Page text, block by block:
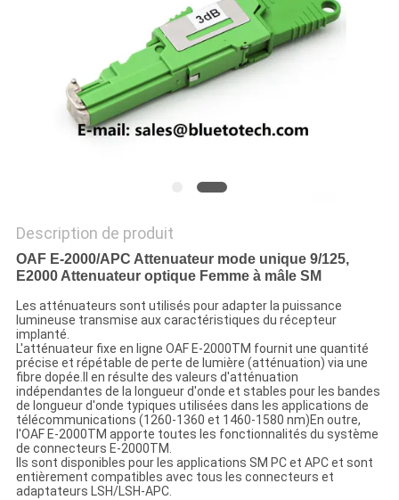
PRIVACY
POLICY
Description de produit
OAF E-2000/APC Attenuateur mode unique 9/125,
E2000 Attenuateur optique Femme à mâle SM
Les atténuateurs sont utilisés pour adapter la puissance
lumineuse transmise aux caractéristiques du récepteur
implanté.
L'atténuateur fixe en ligne OAF E-2000TM fournit une quantité
précise et répétable de perte de lumière (atténuation) via une
fibre dopée.Il en résulte des valeurs d'atténuation
indépendantes de la longueur d'onde et stables pour les bandes
de longueur d'onde typiques utilisées dans les applications de
télécommunications (1260-1360 et 1460-1580 nm)En outre,
l'OAF E-2000TM apporte toutes les fonctionnalités du système
de connecteurs E-2000TM.
Ils sont disponibles pour les applications SM PC et APC et sont
entièrement compatibles avec tous les connecteurs et
adaptateurs LSH/LSH-APC.